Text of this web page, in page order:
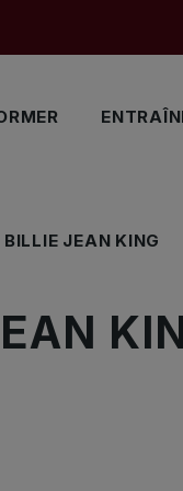
BILLIE JEAN KING